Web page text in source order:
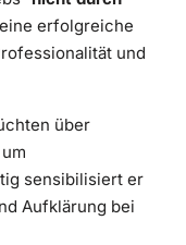
erfolgreiche
und
über
sensibilisiert er
Aufklärung bei